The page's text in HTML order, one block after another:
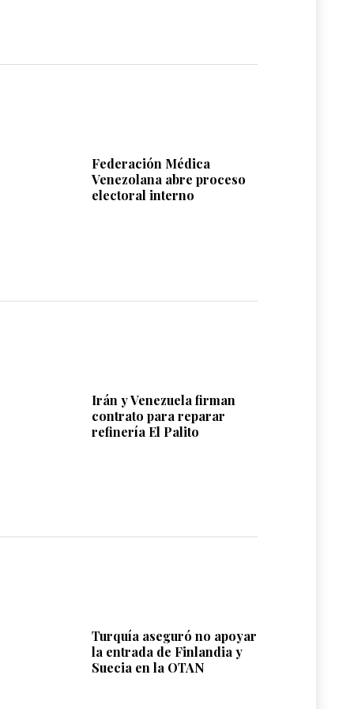
Federación Médica
Venezolana abre proceso
electoral interno
Irán y Venezuela firman
contrato para reparar
refinería El Palito
Turquía aseguró no apoyar
la entrada de Finlandia y
Suecia en la OTAN